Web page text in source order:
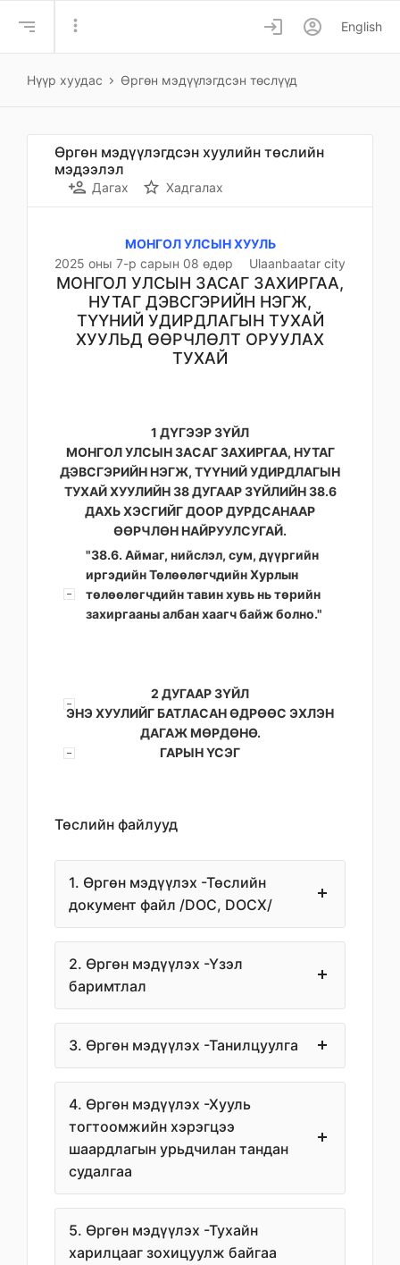
more_vert login account_circle English
Нүүр хуудас Өргөн мэдүүлэгдсэн төслүүд
Өргөн мэдүүлэгдсэн хуулийн төслийн
мэдээлэл
person_add Дагах star_border Хадгалах
МОНГОЛ УЛСЫН ХУУЛЬ
2025 оны 7-р сарын 08 өдөр
Ulaanbaatar city
МОНГОЛ УЛСЫН ЗАСАГ ЗАХИРГАА,
НУТАГ ДЭВСГЭРИЙН НЭГЖ,
ТҮҮНИЙ УДИРДЛАГЫН ТУХАЙ
ХУУЛЬД ӨӨРЧЛӨЛТ ОРУУЛАХ
ТУХАЙ
1 ДҮГЭЭР ЗҮЙЛ
МОНГОЛ УЛСЫН ЗАСАГ ЗАХИРГАА, НУТАГ
ДЭВСГЭРИЙН НЭГЖ, ТҮҮНИЙ УДИРДЛАГЫН
ТУХАЙ ХУУЛИЙН 38 ДУГААР ЗҮЙЛИЙН 38.6
ДАХЬ ХЭСГИЙГ ДООР ДУРДСАНААР
ӨӨРЧЛӨН НАЙРУУЛСУГАЙ.
"38.6. Аймаг, нийслэл, сум, дүүргийн
иргэдийн Төлөөлөгчдийн Хурлын
төлөөлөгчдийн тавин хувь нь төрийн
захиргааны албан хаагч байж болно."
2 ДУГААР ЗҮЙЛ
ЭНЭ ХУУЛИЙГ БАТЛАСАН ӨДРӨӨС ЭХЛЭН
ДАГАЖ МӨРДӨНӨ.
ГАРЫН ҮСЭГ
Төслийн файлууд
1. Өргөн мэдүүлэх -Төслийн
документ файл /DOC, DOCX/
2. Өргөн мэдүүлэх -Үзэл
баримтлал
3. Өргөн мэдүүлэх -Танилцуулга
4. Өргөн мэдүүлэх -Хууль
тогтоомжийн хэрэгцээ
шаардлагын урьдчилан тандан
судалгаа
5. Өргөн мэдүүлэх -Тухайн
харилцааг зохицуулж байгаа